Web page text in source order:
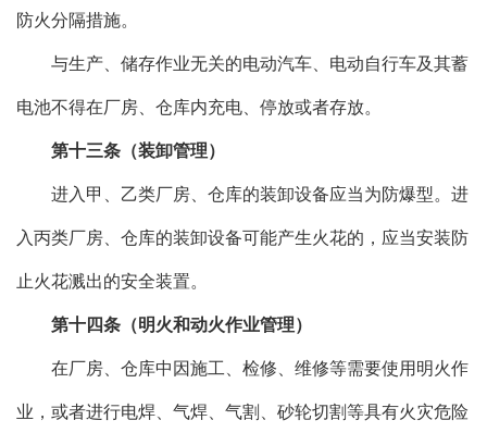
防火分隔措施。
与生产、储存作业无关的电动汽车、电动自行车及其蓄
电池不得在厂房、仓库内充电、停放或者存放。
第十三条（装卸管理）
进入甲、乙类厂房、仓库的装卸设备应当为防爆型。进
入丙类厂房、仓库的装卸设备可能产生火花的，应当安装防
止火花溅出的安全装置。
第十四条（明火和动火作业管理）
在厂房、仓库中因施工、检修、维修等需要使用明火作
业，或者进行电焊、气焊、气割、砂轮切割等具有火灾危险